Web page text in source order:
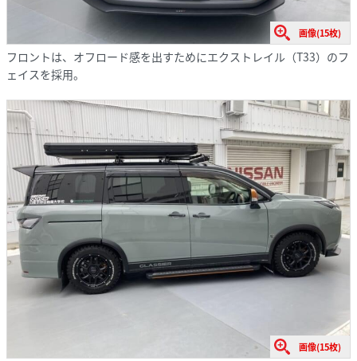
画像(15枚)
フロントは、オフロード感を出すためにエクストレイル（T33）のフ
ェイスを採用。
画像(15枚)